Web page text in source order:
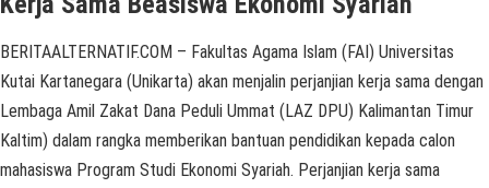
BERITAALTERNATIF.COM – Fakultas Agama Islam (FAI) Universitas
Kutai Kartanegara (Unikarta) akan menjalin perjanjian kerja sama dengan
Lembaga Amil Zakat Dana Peduli Ummat (LAZ DPU) Kalimantan Timur
Kaltim) dalam rangka memberikan bantuan pendidikan kepada calon
mahasiswa Program Studi Ekonomi Syariah. Perjanjian kerja sama